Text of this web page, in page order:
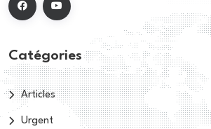
Catégories
Articles
Urgent